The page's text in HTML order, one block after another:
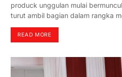
produck unggulan mulai
turut ambil bagian dalam rangka
READ MORE